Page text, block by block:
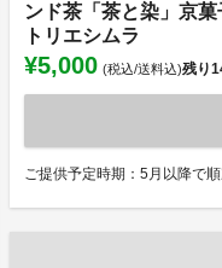
ンド茶「茶と染」京
トリエシムラ
¥5,000 (税込/送料込)残り
ご提供予定時期：5月以降で